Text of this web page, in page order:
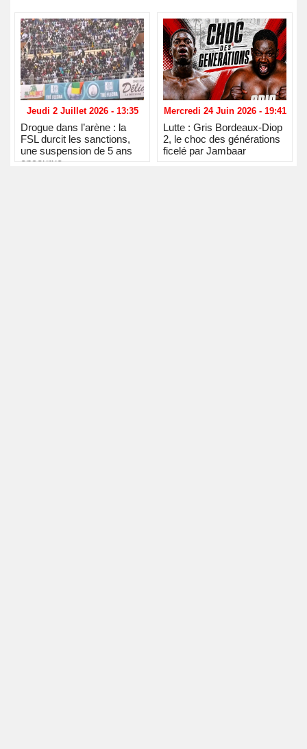
Jeudi 2 Juillet 2026 - 13:35
Drogue dans l’arène : la
FSL durcit les sanctions,
une suspension de 5 ans
encourue
Mercredi 24 Juin 2026 - 19:41
Lutte : Gris Bordeaux-Diop
2, le choc des générations
ficelé par Jambaar